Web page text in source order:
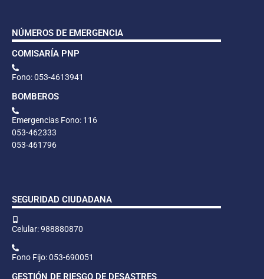
NÚMEROS DE EMERGENCIA
COMISARÍA PNP
Fono: 053-4613941
BOMBEROS
Emergencias Fono: 116
053-462333
053-461796
SEGURIDAD CIUDADANA
Celular: 988880870
Fono Fijo: 053-690051
GESTIÓN DE RIESGO DE DESASTRES